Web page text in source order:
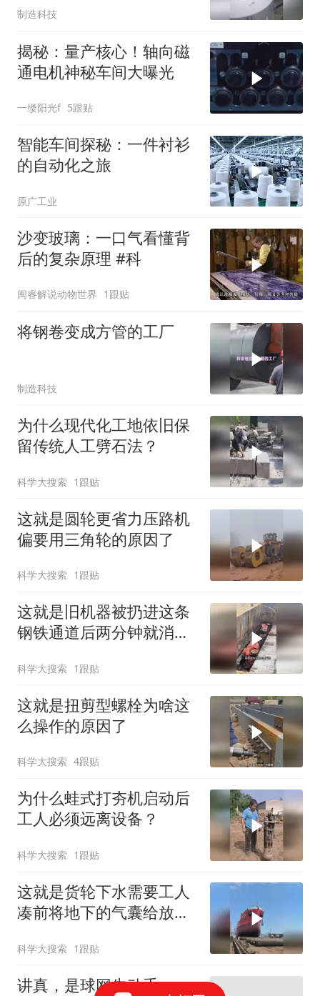
制造科技
揭秘：量产核心！轴向磁
通电机神秘车间大曝光
一缕阳光f 5跟贴
智能车间探秘：一件衬衫
的自动化之旅
原广工业
沙变玻璃：一口气看懂背
后的复杂原理 #科
闽睿解说动物世界 1跟贴
将钢卷变成方管的工厂
制造科技
为什么现代化工地依旧保
留传统人工劈石法？
科学大搜索 1跟贴
这就是圆轮更省力压路机
偏要用三角轮的原因了
科学大搜索 1跟贴
这就是旧机器被扔进这条
钢铁通道后两分钟就消失
科学大搜索 1跟贴
这就是扭剪型螺栓为啥这
么操作的原因了
科学大搜索 4跟贴
为什么蛙式打夯机启动后
工人必须远离设备？
科学大搜索 1跟贴
这就是货轮下水需要工人
凑前将地下的气囊给放气
科学大搜索 1跟贴
讲真，是球网先动手